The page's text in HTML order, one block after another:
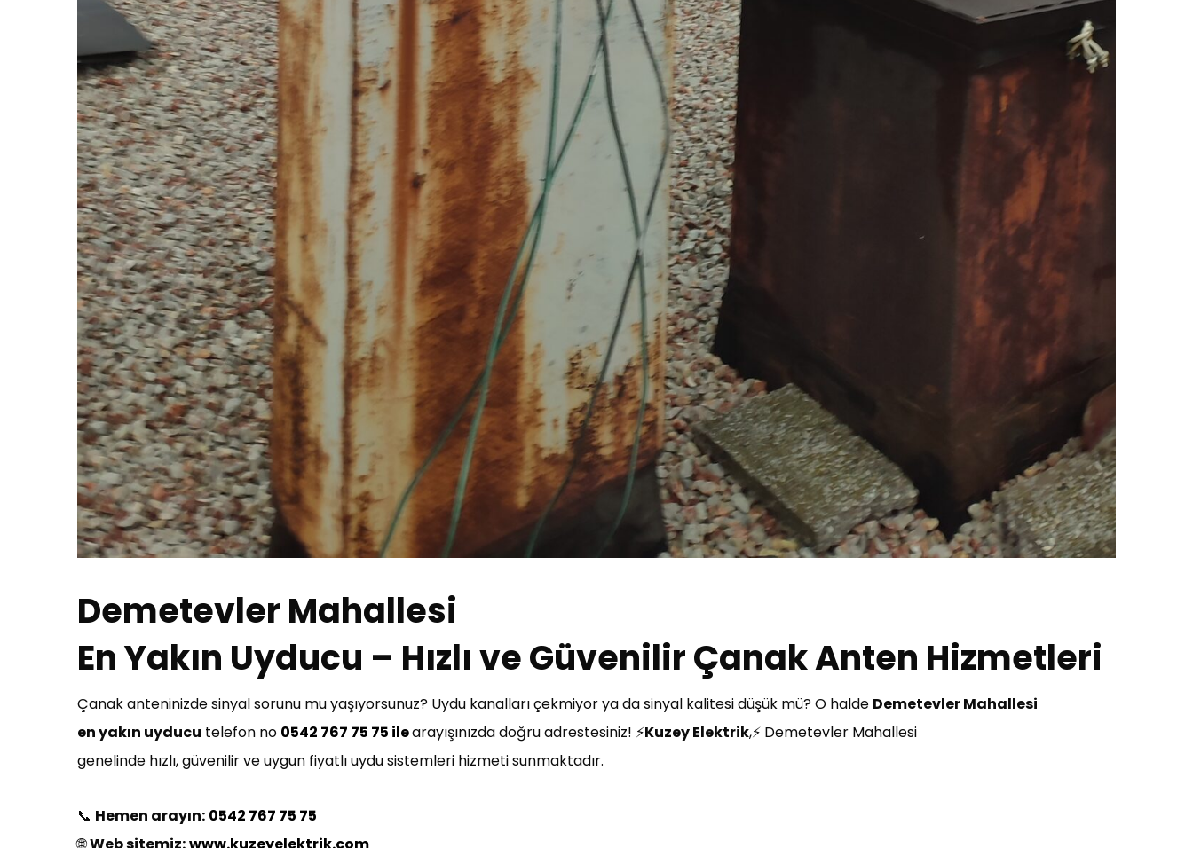
Demetevler Mahallesi
En Yakın Uyducu – Hızlı ve Güvenilir Çanak Anten Hizmetleri
Çanak anteninizde sinyal sorunu mu yaşıyorsunuz? Uydu kanalları çekmiyor ya da sinyal kalitesi düşük mü? O halde Demetevler Mahallesi
en yakın uyducu telefon no 0542 767 75 75 ilearayışınızda doğru adrestesiniz! ⚡Kuzey Elektrik,⚡ Demetevler Mahallesi
genelinde hızlı, güvenilir ve uygun fiyatlı uydu sistemleri hizmeti sunmaktadır.
📞 Hemen arayın: 0542 767 75 75
🌐Web sitemiz:www.kuzeyelektrik.com